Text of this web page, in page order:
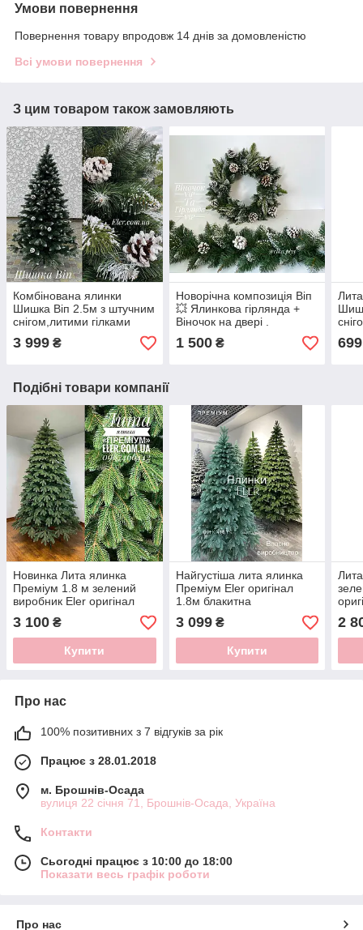
Умови повернення
Повернення товару впродовж 14 днів за домовленістю
Всі умови повернення
З цим товаром також замовляють
Комбінована ялинки
Шишка Віп 2.5м з штучним
снігом,литими гілками
шишками та пвх
3 999 ₴
Новорічна композиція Віп
💥 Ялинкова гірлянда +
Віночок на двері .
1 500₴ 699
Подібні товари компанії
Новинка Лита ялинка
Преміум 1.8 м зелений
виробник Eler оригінал
3 100 ₴
Купити
Найгустіша лита ялинка
Преміум Eler оригінал
1.8м блакитна
3 099₴
Купити
2
Про нас
100% позитивних з 7 відгуків за рік
Працює з 28.01.2018
м. Брошнів-Осада
вулиця 22 січня 71, Брошнів-Осада, Україна
Контакти
Сьогодні працює з 10:00 до 18:00
Показати весь графік роботи
Про нас